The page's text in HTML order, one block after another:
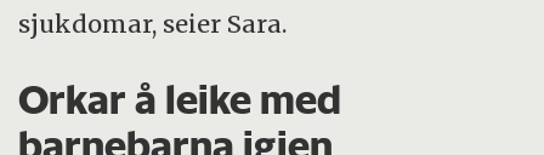
sjukdomar, seier Sara.
Orkar å leike med
barnebarna igjen